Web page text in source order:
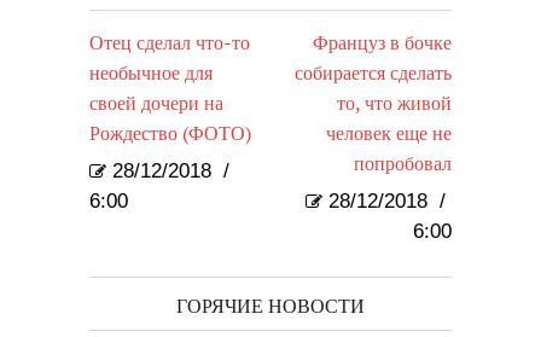
Отец сделал что-то
необычное для
своей дочери на
Рождество (ФОТО)
28/12/2018 /
6:00
Француз в бочке
собирается сделать
то, что живой
человек еще не
попробовал
28/12/2018 /
6:00
ГОРЯЧИЕ НОВОСТИ